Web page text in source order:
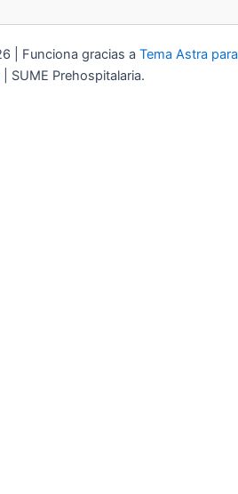
| Funciona gracias a Tema Astra para
| SUME Prehospitalaria.